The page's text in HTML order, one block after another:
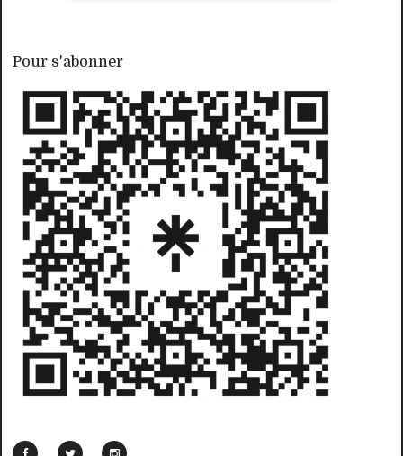
Pour s'abonner